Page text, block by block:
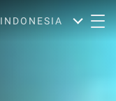
INDONESIA